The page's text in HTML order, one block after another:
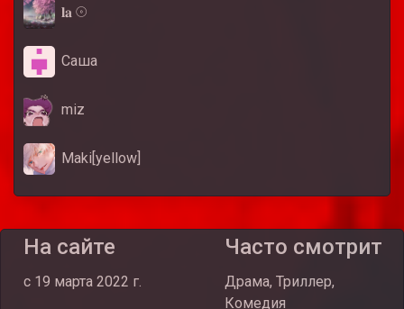
𝐥𝐚 𓇳
Саша
miz
Maki[yellow]
На сайте
c 19 марта 2022 г.
Часто смотрит
Драма, Триллер,
Комедия